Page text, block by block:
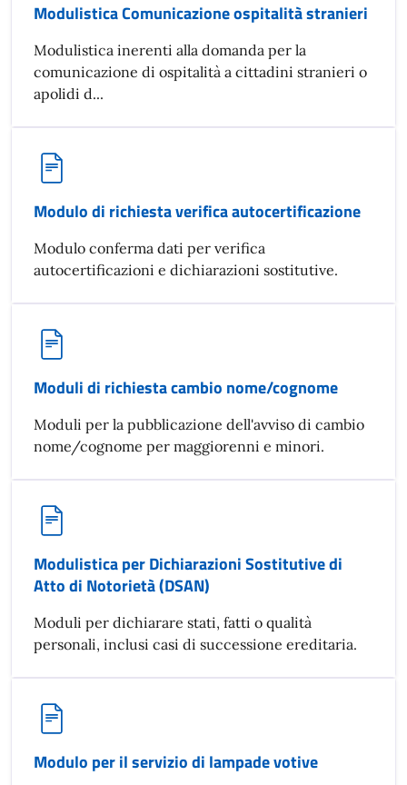
Modulistica Comunicazione ospitalità stranieri
Modulistica inerenti alla domanda per la
comunicazione di ospitalità a cittadini stranieri o
apolidi d...
Modulo di richiesta verifica autocertificazione
Modulo conferma dati per verifica
autocertificazioni e dichiarazioni sostitutive.
Moduli di richiesta cambio nome/cognome
Moduli per la pubblicazione dell'avviso di cambio
nome/cognome per maggiorenni e minori.
Modulistica per Dichiarazioni Sostitutive di
Atto di Notorietà (DSAN)
Moduli per dichiarare stati, fatti o qualità
personali, inclusi casi di successione ereditaria.
Modulo per il servizio di lampade votive